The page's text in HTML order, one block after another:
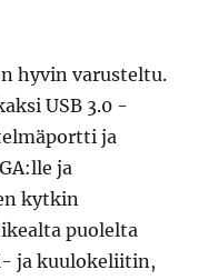
hyvin varusteltu.
USB 3.0 -
ja
ja
kytkin
puolelta
ja kuulokeliitin,